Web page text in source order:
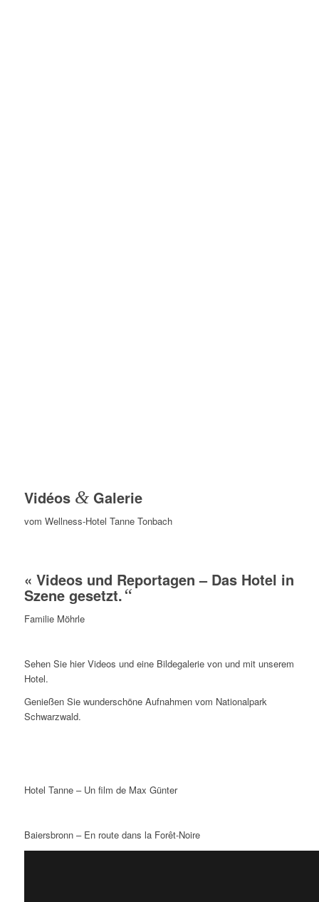
Vidéos &Galerie
vom Wellness-Hotel Tanne Tonbach
« Videos und Reportagen – Das Hotel in
Szene gesetzt.“
Familie Möhrle
Sehen Sie hier Videos und eine Bildegalerie von und mit unserem
Hotel.
Genießen Sie wunderschöne Aufnahmen vom Nationalpark
Schwarzwald.
Hotel Tanne – Un film de Max Günter
Baiersbronn – En route dans la Forêt-Noire